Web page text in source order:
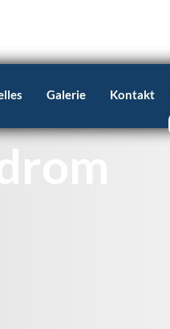
Galerie Kontakt